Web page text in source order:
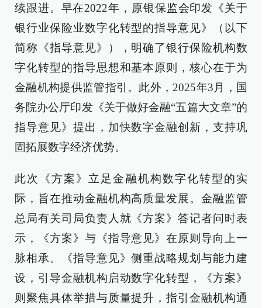
续跟进。早在2022年，原银保监会印发《关于
银行业保险业数字化转型的指导意见》（以下
简称《指导意见》），明确了银行保险机构数
字化转型的指导思想和基本原则，核心在于为
金融机构提供监管指引。此外，2025年3月，国
务院办公厅印发《关于做好金融“五篇大文章”的
指导意见》提出，加快数字金融创新，支持巩
固拓展数字经济优势。
此次《方案》立足金融机构数字化转型的实
际，旨在推动金融机构高质量发展。金融监管
总局有关司局负责人就《方案》答记者问时表
示，《方案》与《指导意见》在原则导向上一
脉相承。《指导意见》侧重战略规划与能力建
设，引导金融机构启动数字化转型，《方案》
则聚焦具体举措与质量提升，指引金融机构通